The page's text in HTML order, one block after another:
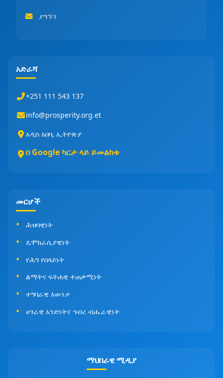
ያግኙን
አድራሻ
+251 111 543 137
info@prosperity.org.et
አዲስ አበባ, ኢትዮጵያ
በ Google ካርታ ላይ ይመልከቱ
መርሆች
ሕዝባዊነት
ዴሞክራሲያዊነት
የሕግ የበላይነት
ልማትና ፍትሐዊ ተጠቃሚነት
ተግባራዊ እውነታ
ሀገራዊ አንድነትና ኅብረ ብሔራዊነት
ማህበራዊ ሚዲያ